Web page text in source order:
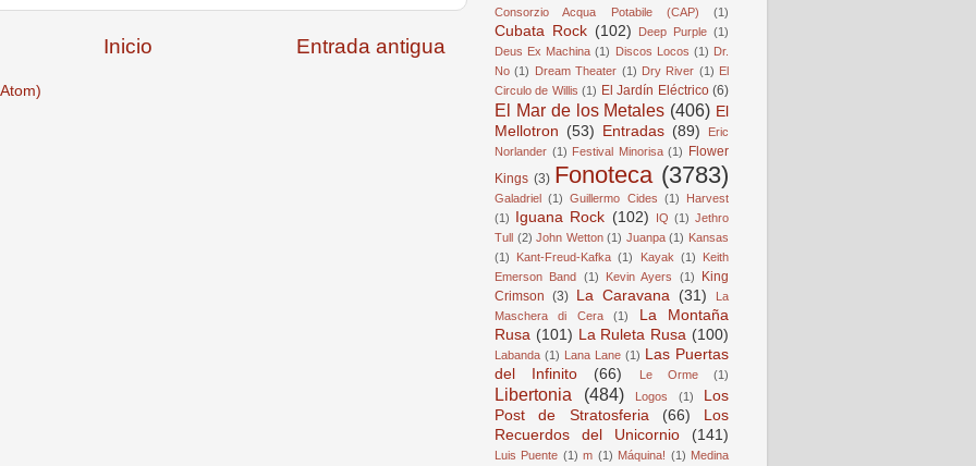
Entrada antigua
Inicio
Consorzio Acqua Potabile (CAP)
(1)
Cubata Rock (102) Deep Purple (1)
Deus Ex Machina (1) Discos Locos (1) Dr.
No (1) Dream Theater (1) Dry River (1) El
Circulo de Willis (1) El Jardín Eléctrico (6)
El Mar de los Metales (406) El
Mellotron (53) Entradas (89)
Eric
Norlander (1) Festival Minorisa (1) Flower
Kings (3) Fonoteca (3783)
Galadriel (1) Guillermo Cides (1)
Harvest
(1) Iguana Rock (102) IQ (1) Jethro
Tull (2) John Wetton (1) Juanpa (1) Kansas
(1)
Kant-Freud-Kafka (1) Kayak (1)
Keith
Emerson Band (1) Kevin Ayers (1)
King
Crimson (3) La Caravana (31)
La
Maschera di Cera
(1)
La Montaña
Rusa (101) La Ruleta Rusa (100)
Labanda (1) Lana Lane (1) Las Puertas
del Infinito
(66) Le Orme (1)
Libertonia (484) Logos (1)
Los
Post de Stratosferia
(66)
Los
Recuerdos del Unicornio
(141)
Luis Puente (1) m (1) Máquina! (1) Medina